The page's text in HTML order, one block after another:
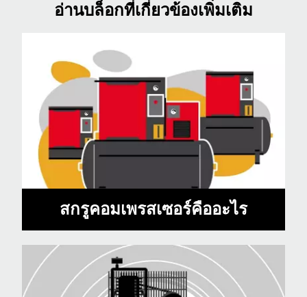
อ่านบล็อกที่เกี่ยวข้องเพิ่มเติม
สกรูคอมเพรสเซอร์คืออะไร